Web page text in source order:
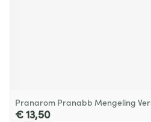
Pranarom Pranabb Mengeling
€ 13,50